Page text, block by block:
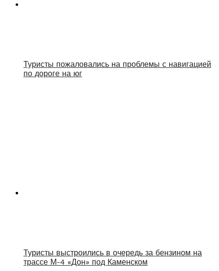
Туристы пожаловались на проблемы с навигацией
по дороге на юг
Туристы выстроились в очередь за бензином на
трассе М-4 «Дон» под Каменском